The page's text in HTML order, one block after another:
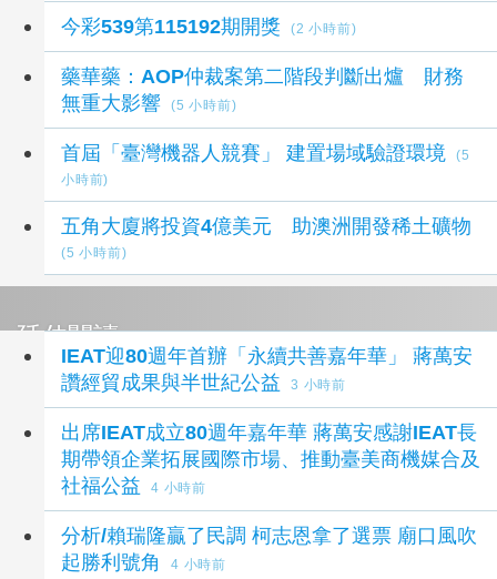
今彩539第115192期開獎 (2 小時前)
藥華藥：AOP仲裁案第二階段判斷出爐 財務
無重大影響
(5 小時前)
首屆「臺灣機器人競賽」 建置場域驗證環境
(5
小時前)
五角大廈將投資4億美元 助澳洲開發稀土礦物
(5 小時前)
延伸閱讀
IEAT迎80週年首辦「永續共善嘉年華」 蔣萬安
讚經貿成果與半世紀公益
3 小時前
出席IEAT成立80週年嘉年華 蔣萬安感謝IEAT長
期帶領企業拓展國際市場、推動臺美商機媒合及
社福公益
4 小時前
分析/賴瑞隆贏了民調 柯志恩拿了選票 廟口風吹
起勝利號角
4 小時前